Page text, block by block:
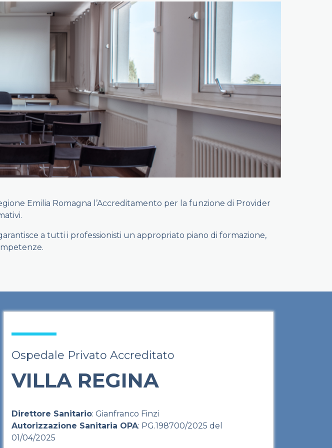
Emilia Romagna l’Accreditamento per la funzione di Provider
a tutti i professionisti un appropriato piano di formazione,
Ospedale Privato Accreditato
VILLA REGINA
Direttore Sanitario: Gianfranco Finzi
Autorizzazione Sanitaria OPA: PG.198700/2025 del
01/04/2025